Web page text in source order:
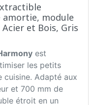
amortie, module
et Bois, Gris
est
les petits
cuisine. Adapté aux
et 700 mm de
étroit en un